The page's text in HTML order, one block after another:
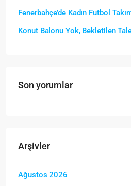
Fenerbahçe’de Kadın Futbol
Konut Balonu Yok, Bekletilen
Son yorumlar
Arşivler
Ağustos 2026